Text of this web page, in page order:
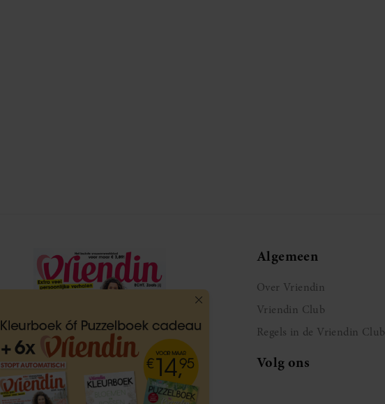
Algemeen
Over Vriendin
Vriendin Club
Regels in de Vriendin Club
Volg ons